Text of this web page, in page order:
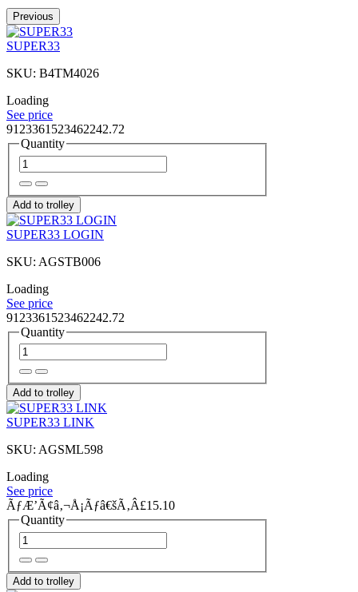
Previous
SUPER33
SKU: B4TM4026
Loading
See price
9123361523462242.72
Quantity
Add to trolley
SUPER33 LOGIN
SKU: AGSTB006
Loading
See price
9123361523462242.72
Quantity
Add to trolley
SUPER33 LINK
SKU: AGSML598
Loading
See price
ÃƒÆ’Ã¢â‚¬Å¡Ãƒâ€šÃ‚Â£15.10
Quantity
Add to trolley